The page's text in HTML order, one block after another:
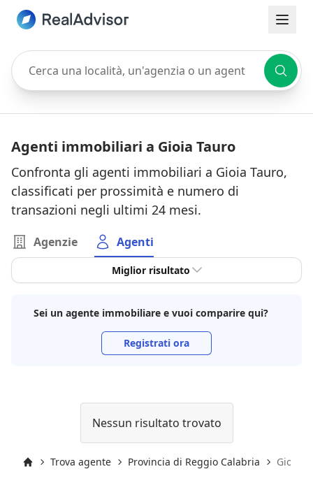
Cerca una località, un'agenzia o un agente
Agenti immobiliari a Gioia Tauro
Confronta gli agenti immobiliari a Gioia Tauro,
classificati per prossimità e numero di
transazioni negli ultimi 24 mesi.
Agenzie Agenti
Miglior risultato
Sei un agente immobiliare e vuoi comparire qui?
Registrati ora
Nessun risultato trovato
Trova agente Provincia di Reggio Calabria Gioia